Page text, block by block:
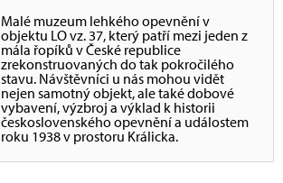
Malé muzeum lehkého opevnění v
objektu LO vz. 37, který patří mezi jeden z
mála řopíků v České republice
zrekonstruovaných do tak pokročilého
stavu. Návštěvníci u nás mohou vidět
nejen samotný objekt, ale také dobové
vybavení, výzbroj a výklad k historii
československého opevnění a událostem
roku 1938 v prostoru Králicka.